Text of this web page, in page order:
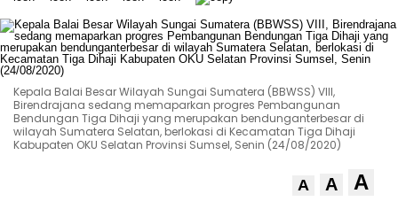
Kepala Balai Besar Wilayah Sungai Sumatera (BBWSS) VIII,
Birendrajana sedang memaparkan progres Pembangunan
Bendungan Tiga Dihaji yang merupakan bendunganterbesar di
wilayah Sumatera Selatan, berlokasi di Kecamatan Tiga Dihaji
Kabupaten OKU Selatan Provinsi Sumsel, Senin (24/08/2020)
A A A